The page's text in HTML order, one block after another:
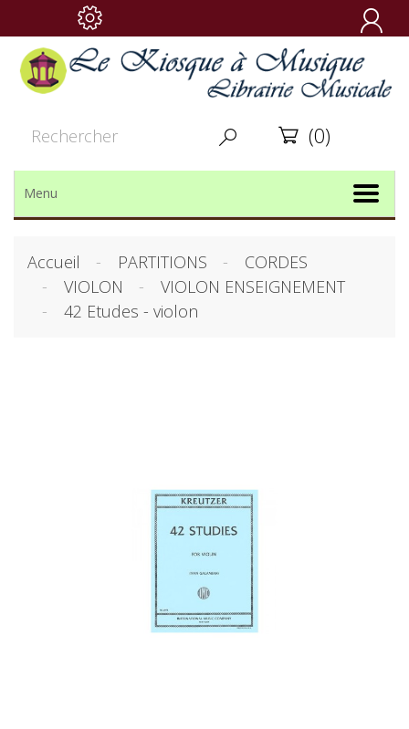

  (0)
Menu
Accueil PARTITIONS
CORDES
VIOLON
VIOLON ENSEIGNEMENT
42 Etudes - violon